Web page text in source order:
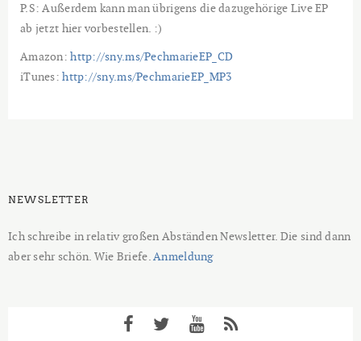
P.S: Außerdem kann man übrigens die dazugehörige Live EP
ab jetzt hier vorbestellen. :)
Amazon:http://sny.ms/PechmarieEP_CD
iTunes:http://sny.ms/PechmarieEP_MP3
NEWSLETTER
Ich schreibe in relativ großen Abständen Newsletter. Die sind dann
aber sehr schön. Wie Briefe.Anmeldung